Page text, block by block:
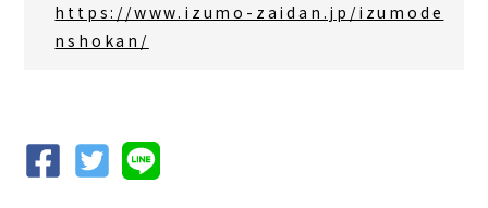
https://www.izumo-zaidan.jp/izumode
nshokan/